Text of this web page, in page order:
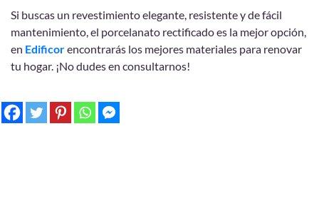
Si buscas un revestimiento elegante, resistente y de fácil
mantenimiento, el porcelanato rectificado es la mejor opción,
en Edificorencontrarás los mejores materiales para renovar
tu hogar. ¡No dudes en consultarnos!